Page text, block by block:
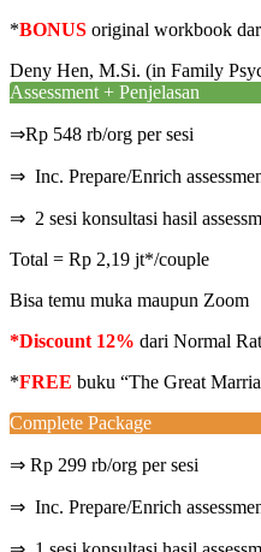
*BONUS original workbook
Deny Hen, M.Si. (in Family
Assessment + Penjelasan
⇒Rp 548 rb/org per sesi
⇒ Inc. Prepare/Enrich
⇒ 2 sesi konsultasi hasil
Total = Rp 2,19 jt*/couple
Bisa temu muka maupun Zoom
*Discount 12% dari Normal
*FREE buku “The Great
Complete Package
⇒ Rp 299 rb/org per sesi
⇒ Inc. Prepare/Enrich